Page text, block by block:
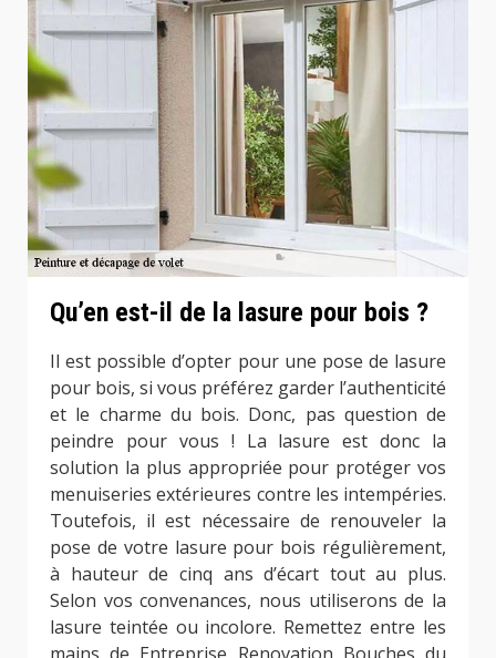
Qu’en est-il de la lasure pour bois ?
Il est possible d’opter pour une pose de lasure
pour bois, si vous préférez garder l’authenticité
et le charme du bois. Donc, pas question de
peindre pour vous ! La lasure est donc la
solution la plus appropriée pour protéger vos
menuiseries extérieures contre les intempéries.
Toutefois, il est nécessaire de renouveler la
pose de votre lasure pour bois régulièrement,
à hauteur de cinq ans d’écart tout au plus.
Selon vos convenances, nous utiliserons de la
lasure teintée ou incolore. Remettez entre les